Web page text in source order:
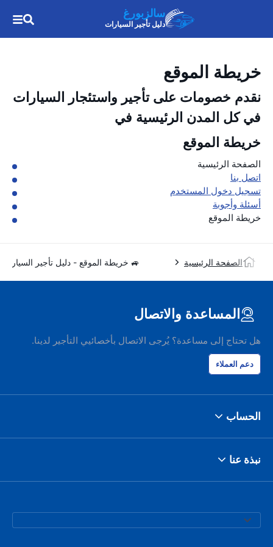
سالزبورغ
دليل تأجير السيارات
خريطة الموقع
نقدم خصومات على تأجير واستئجار السيارات
في كل المدن الرئيسية في
خريطة الموقع
الصفحة الرئيسية
اتصل بنا
تسجيل دخول المستخدم
أسئلة وأجوبة
خريطة الموقع
الصفحة الرئيسية 🚙 خريطة الموقع - دليل تأجير السيارات
المساعدة والاتصال
هل تحتاج إلى مساعدة؟ يُرجى الاتصال بأخصائيي التأجير لدينا.
دعم العملاء
الحساب
نبذة عنا